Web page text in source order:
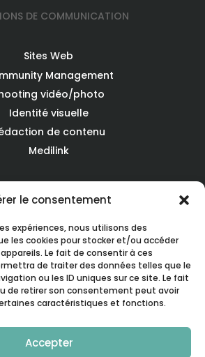
le consentement
expériences, nous utilisons des
les cookies pour stocker et/ou accéder
Le fait de consentir à ces
de traiter des données telles que le
ou les ID uniques sur ce site. Le fait
de retirer son consentement peut avoir
caractéristiques et fonctions.
Accepter
DE COMMUNICATION
Sites Web
Management
vidéo/photo
Identité visuelle
de contenu
Medilink
Conseil, Consulting
de lasers d'occasion
de vos lasers
PRODUCTION
Qui sommes-nous?